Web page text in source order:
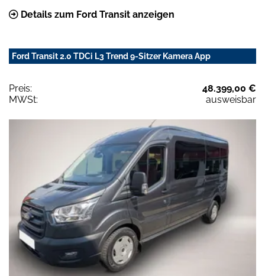
Details zum Ford Transit anzeigen
Ford Transit 2.0 TDCi L3 Trend 9-Sitzer Kamera App
Preis:
48.399,00 €
MWSt:
ausweisbar